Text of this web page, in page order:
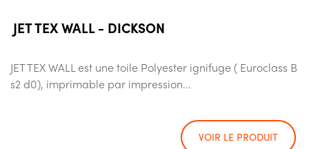
JET TEX WALL - DICKSON
JET TEX WALL est une toile Polyester ignifuge ( Euroclass B
s2 d0), imprimable par impression...
VOIR LE PRODUIT